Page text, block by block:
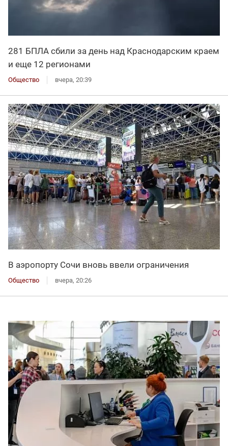
281 БПЛА сбили за день над Краснодарским краем
и еще 12 регионами
Общество вчера, 20:39
В аэропорту Сочи вновь ввели ограничения
Общество вчера, 20:26